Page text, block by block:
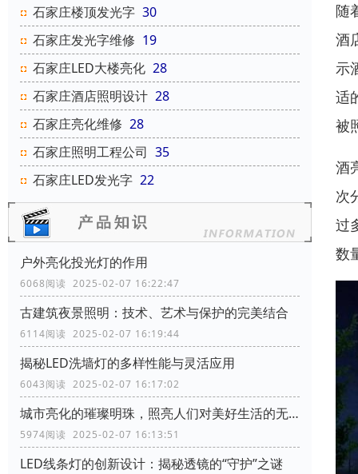
石家庄楼顶发光字 30
石家庄发光字维修 19
石家庄LED大楼亮化 28
石家庄酒店照明设计 28
石家庄亮化维修 28
石家庄照明工程公司 35
石家庄LED发光字 22
户外亮化投光灯的作用
6068阅读 2025-02-07 16:22:47
古建筑夜景照明：技术、艺术与保护的完美结合
6114阅读 2025-02-07 16:19:44
揭秘LED洗墙灯的多样性能与灵活应用
6043阅读 2025-02-07 16:17:02
城市亮化的璀璨明珠，照亮人们对美好生活的无限向往
5974阅读 2025-02-07 16:13:51
LED线条灯的创新设计：揭秘透镜的“守护”之谜
随
酒
示
适
被
酒
次
过
数